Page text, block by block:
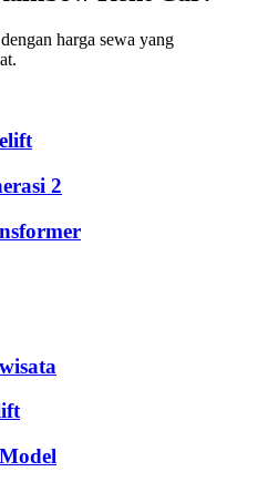
harga sewa yang
2